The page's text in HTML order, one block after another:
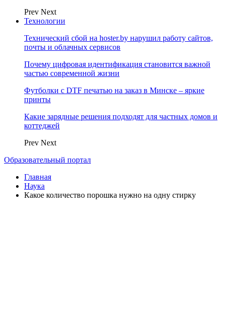
Prev Next
Технологии
Технический сбой на hoster.by нарушил работу сайтов,
почты и облачных сервисов
Почему цифровая идентификация становится важной
частью современной жизни
Футболки с DTF печатью на заказ в Минске – яркие
принты
Какие зарядные решения подходят для частных домов и
коттеджей
Prev Next
Образовательный портал
Главная
Наука
Какое количество порошка нужно на одну стирку